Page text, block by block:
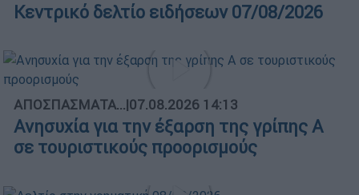
Κεντρικό δελτίο ειδήσεων 07/08/2026
ΑΠΟΣΠΑΣΜΑΤΑ...|07.08.2026 14:13
Ανησυχία για την έξαρση της γρίπης Α
σε τουριστικούς προορισμούς